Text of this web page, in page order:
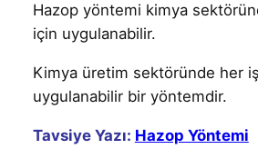
Hazop yöntemi kimya
için uygulanabilir.
Kimya üretim sektöründe her
uygulanabilir bir yöntemdir.
Tavsiye Yazı: Hazop Yöntemi